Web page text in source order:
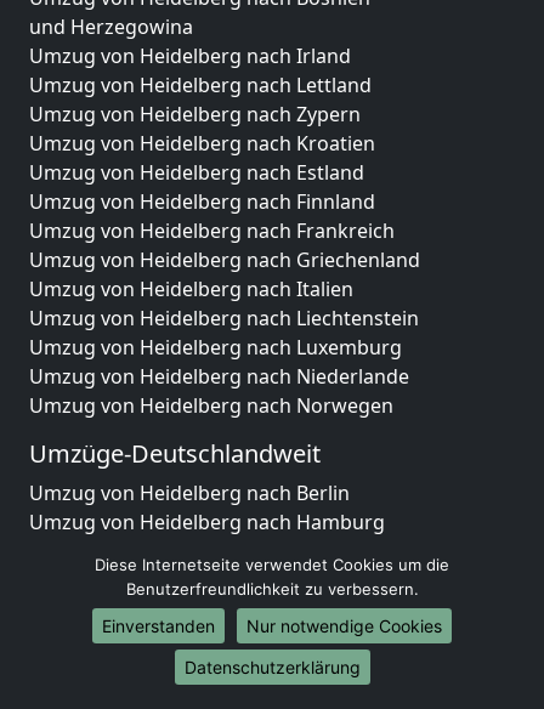
und Herzegowina
Umzug von Heidelberg nach Irland
Umzug von Heidelberg nach Lettland
Umzug von Heidelberg nach Zypern
Umzug von Heidelberg nach Kroatien
Umzug von Heidelberg nach Estland
Umzug von Heidelberg nach Finnland
Umzug von Heidelberg nach Frankreich
Umzug von Heidelberg nach Griechenland
Umzug von Heidelberg nach Italien
Umzug von Heidelberg nach Liechtenstein
Umzug von Heidelberg nach Luxemburg
Umzug von Heidelberg nach Niederlande
Umzug von Heidelberg nach Norwegen
Umzüge-Deutschlandweit
Umzug von Heidelberg nach Berlin
Umzug von Heidelberg nach Hamburg
Umzug von Heidelberg nach Köln
Umzug von Heidelberg nach Frankfurt am Main
Umzug von Heidelberg nach Stuttgart
Umzug von Heidelberg nach Düsseldorf
Diese Internetseite verwendet Cookies um die
Benutzerfreundlichkeit zu verbessern.
Einverstanden
Nur notwendige Cookies
Datenschutzerklärung